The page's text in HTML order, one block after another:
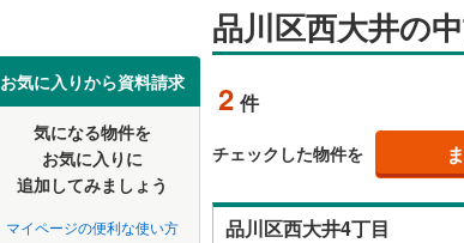
お気に入りから資料請求
気になる物件を
お気に入りに
追加してみましょう
マイページの便利な使い方
品川区西大井の
2 件
チェックした物件を
品川区西大井4丁目
信越・北陸
近畿
中国